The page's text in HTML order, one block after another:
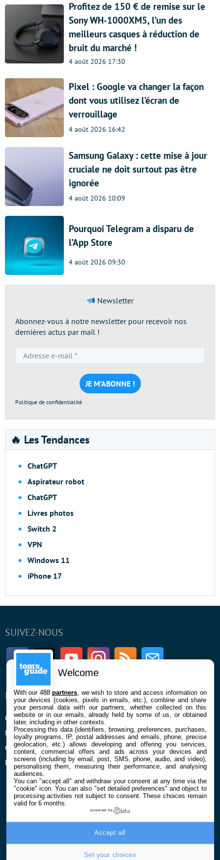
Profitez de 150 € de remise sur le
Sony WH-1000XM5, l’un des
meilleurs casques à réduction de
bruit du marché !
4 août 2026 17:30
Pixel : Google va changer la façon
dont vous utilisez l’écran de
verrouillage
4 août 2026 16:42
Samsung Galaxy : cette mise à jour
cruciale ne doit surtout pas être
ignorée
4 août 2026 10:09
Pourquoi Telegram a disparu de
l’App Store
4 août 2026 09:30
Newsletter
Abonnez-vous à notre newsletter pour recevoir nos
dernières actus par mail !
e-
mail
*
Politique de confidentialité
🔥 Les Tendances
ChatGPT
Aspirateur robot
ChatGPT
Livres photos
Switch 2
VPN
Windows 11
iPhone 17
SUIVEZ-NOUS
FacebookTwitter Youtube InstagramRSS Newsletter
ENTREPRISE
Qui sommes nous
Mentions légales et CGU
Confidentialité et Cookies
Préférences cookies
À PROPOS
La rédaction
Contact
Welcome
With our 488partners , we wish to store and access information on
your devices (cookies, pixels in emails, etc.), combine and share
your personal data with our partners, whether collected on this
website or in our emails, already held by some of us, or obtained
later, including in other contexts.
Processing this data (identifiers, browsing, preferences, purchases,
loyalty programs, IP, postal addresses and emails, phone, precise
geolocation, etc.) allows developing and offering you services,
content, commercial offers and ads across your devices and
screens (including by email, post, SMS, phone, audio, and video),
personalising them, measuring their performance, and analysing
audiences.
You can "accept all" and withdraw your consent at any time via the
"cookie" icon. You can also "set detailed preferences" and object to
processing activities not subject to consent. These choices remain
valid for 6 months.
powered by
Set your choices
Accept all